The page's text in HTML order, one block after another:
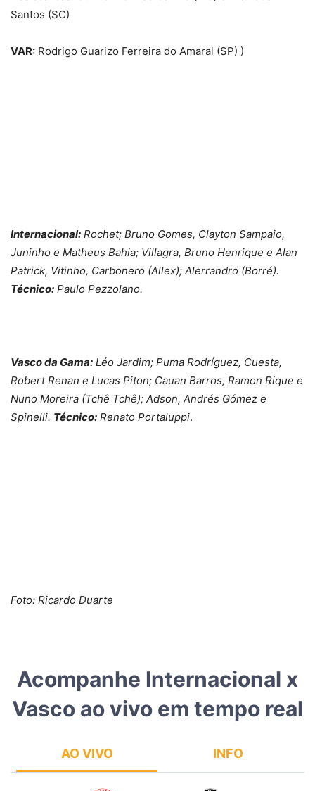
Santos (SC)
VAR: Rodrigo Guarizo Ferreira do Amaral (SP) )
Internacional: Rochet; Bruno Gomes, Clayton Sampaio,
Juninho e Matheus Bahia; Villagra, Bruno Henrique e Alan
Patrick, Vitinho, Carbonero (Allex); Alerrandro (Borré).
Técnico: Paulo Pezzolano.
Vasco da Gama: Léo Jardim; Puma Rodríguez, Cuesta,
Robert Renan e Lucas Piton; Cauan Barros, Ramon Rique e
Nuno Moreira (Tchê Tchê); Adson, Andrés Gómez e
Spinelli. Técnico: Renato Portaluppi.
Foto: Ricardo Duarte
Acompanhe Internacional x
Vasco ao vivo em tempo real
AO VIVO INFO